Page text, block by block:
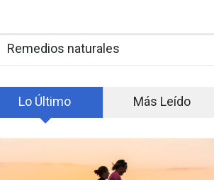
Remedios naturales
Lo Último Más Leído